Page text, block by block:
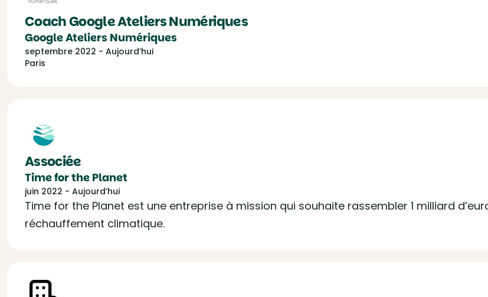
Coach Google Ateliers Numériques
Google Ateliers Numériques
septembre 2022 - Aujourd’hui
Paris
Associée
Time for the Planet
juin 2022 - Aujourd’hui
Time for the Planet est une entreprise à mission qui souhaite rassembler 1 milliard
réchauffement climatique.